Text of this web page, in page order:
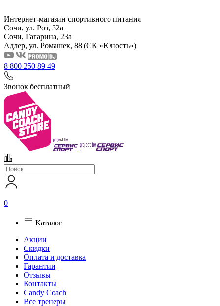
Интернет-магазин спортивного питания
Сочи, ул. Роз, 32а
Сочи, Гагарина, 23а
Адлер, ул. Ромашек, 88 (СК «Юность»)
8 800 250 89 49
Звонок бесплатный
0
Каталог
Акции
Скидки
Оплата и доставка
Гарантии
Отзывы
Контакты
Candy Coach
Все тренеры